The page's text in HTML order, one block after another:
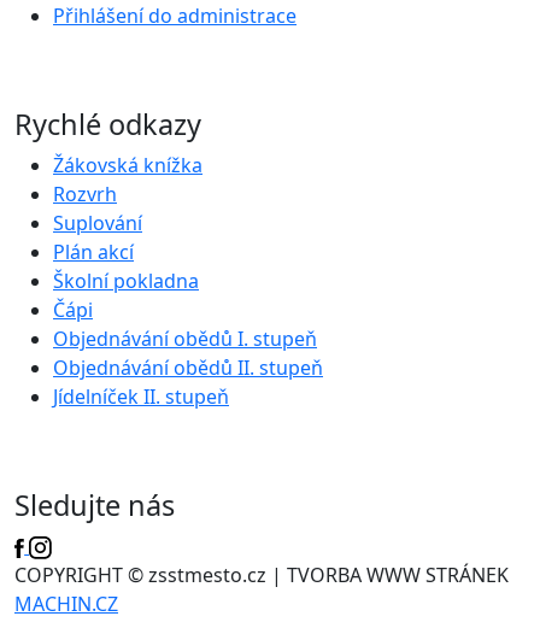
Přihlášení do administrace
Rychlé odkazy
Žákovská knížka
Rozvrh
Suplování
Plán akcí
Školní pokladna
Čápi
Objednávání obědů I. stupeň
Objednávání obědů II. stupeň
Jídelníček II. stupeň
Sledujte nás
COPYRIGHT © zsstmesto.cz | TVORBA WWW STRÁNEK
MACHIN.CZ